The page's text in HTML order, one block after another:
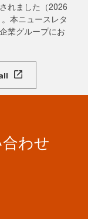
れました（2026
本ニュースレタ
業グループにお
わせ